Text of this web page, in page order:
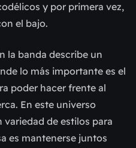
y por primera vez,
el bajo.
la banda describe un
lo más importante es el
poder hacer frente al
En este universo
de estilos para
es mantenerse juntos